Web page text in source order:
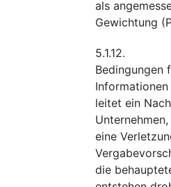
als
Gewichtung
5.1.12.
Bedingungen
leitet ein
eine
die